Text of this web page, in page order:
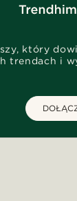
który
trendach i